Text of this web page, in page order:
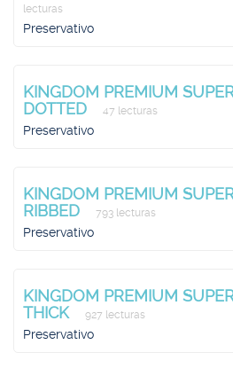
lecturas
Preservativo
KINGDOM PREMIUM
DOTTED
47 lecturas
Preservativo
KINGDOM PREMIUM
RIBBED
793 lecturas
Preservativo
KINGDOM PREMIUM
THICK
927 lecturas
Preservativo